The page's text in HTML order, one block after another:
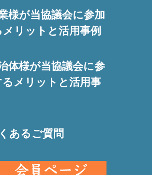
様が当協議会に参加
リットと活用事例
体様が当協議会に参
るメリットと活用事
あるご質問